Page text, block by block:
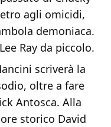
agli omicidi,
demoniaca.
Ray da piccolo.
scriverà la
oltre a fare
Antosca. Alla
storico David